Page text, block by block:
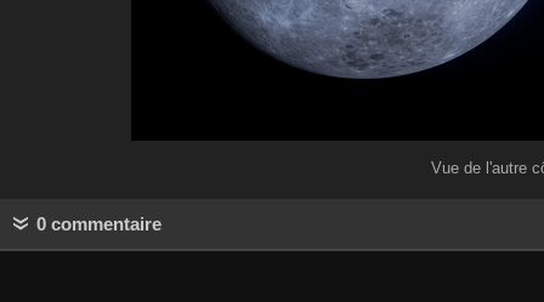
Vue de l'autre
0 commentaire